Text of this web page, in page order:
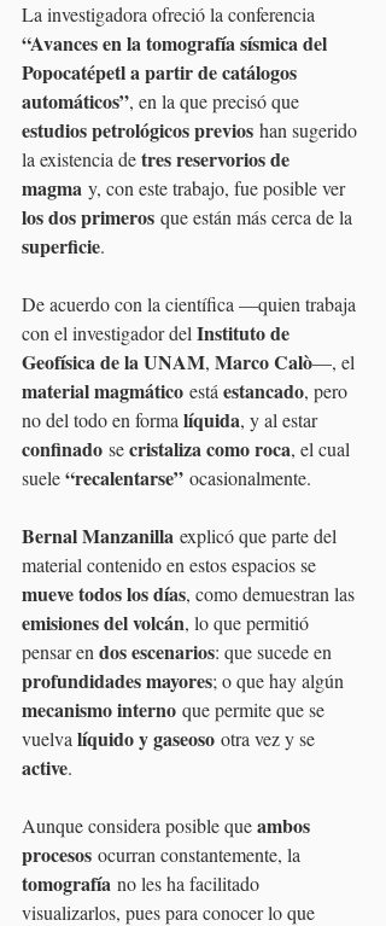
La investigadora ofreció la conferencia
“Avances en la tomografía sísmica del
Popocatépetl a partir de catálogos
automáticos”, en la que precisó que
estudios petrológicos previos han sugerido
la existencia de tres reservorios de
magma y, con este trabajo, fue posible ver
los dos primeros que están más cerca de la
superficie.
De acuerdo con la científica —quien trabaja
con el investigador del Instituto de
Geofísica de la UNAM, Marco Calò—, el
material magmático está estancado, pero
no del todo en forma líquida, y al estar
confinado se cristaliza como roca, el cual
suele “recalentarse” ocasionalmente.
Bernal Manzanilla explicó que parte del
material contenido en estos espacios se
mueve todos los días, como demuestran las
emisiones del volcán, lo que permitió
pensar en dos escenarios: que sucede en
profundidades mayores; o que hay algún
mecanismo interno que permite que se
vuelva líquido y gaseoso otra vez y se
active.
Aunque considera posible que ambos
procesos ocurran constantemente, la
tomografía no les ha facilitado
visualizarlos, pues para conocer lo que